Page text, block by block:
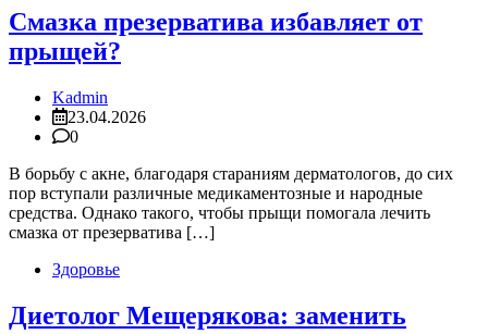
Смазка презерватива избавляет от
прыщей?
Kadmin
23.04.2026
0
В борьбу с акне, благодаря стараниям дерматологов, до сих
пор вступали различные медикаментозные и народные
средства. Однако такого, чтобы прыщи помогала лечить
смазка от презерватива […]
Здоровье
Диетолог Мещерякова: заменить